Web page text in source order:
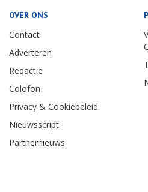
OVER ONS
Contact
Adverteren
Redactie
Colofon
Privacy & Cookiebeleid
Nieuwsscript
Partnernieuws